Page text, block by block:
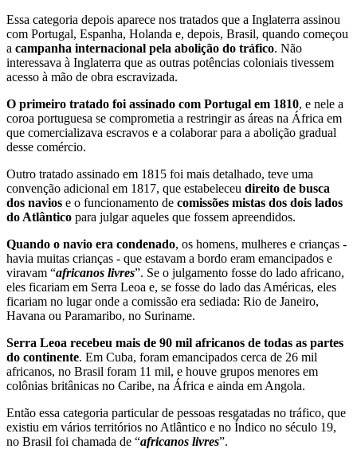
Essa categoria depois aparece nos tratados que a Inglaterra assinou
com Portugal, Espanha, Holanda e, depois, Brasil, quando começou
a campanha internacional pela abolição do tráfico. Não
interessava à Inglaterra que as outras potências coloniais tivessem
acesso à mão de obra escravizada.
O primeiro tratado foi assinado com Portugal em 1810, e nele a
coroa portuguesa se comprometia a restringir as áreas na África em
que comercializava escravos e a colaborar para a abolição gradual
desse comércio.
Outro tratado assinado em 1815 foi mais detalhado, teve uma
convenção adicional em 1817, que estabeleceu direito de busca
dos navios e o funcionamento de comissões mistas dos dois lados
do Atlântico para julgar aqueles que fossem apreendidos.
Quando o navio era condenado, os homens, mulheres e crianças -
havia muitas crianças - que estavam a bordo eram emancipados e
viravam “africanos livres”. Se o julgamento fosse do lado africano,
eles ficariam em Serra Leoa e, se fosse do lado das Américas, eles
ficariam no lugar onde a comissão era sediada: Rio de Janeiro,
Havana ou Paramaribo, no Suriname.
Serra Leoa recebeu mais de 90 mil africanos de todas as partes
do continente. Em Cuba, foram emancipados cerca de 26 mil
africanos, no Brasil foram 11 mil, e houve grupos menores em
colônias britânicas no Caribe, na África e ainda em Angola.
Então essa categoria particular de pessoas resgatadas no tráfico, que
existiu em vários territórios no Atlântico e no Índico no século 19,
no Brasil foi chamada de “africanos livres”.